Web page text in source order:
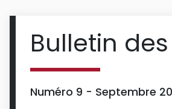
Bulletin
Numéro 9 - Septembre